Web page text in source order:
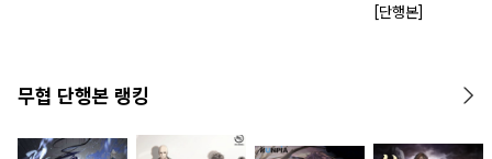
[단행본]
무협 단행본 랭킹